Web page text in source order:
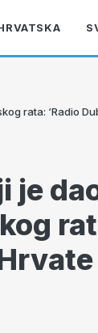
rata: ‘Radio
je